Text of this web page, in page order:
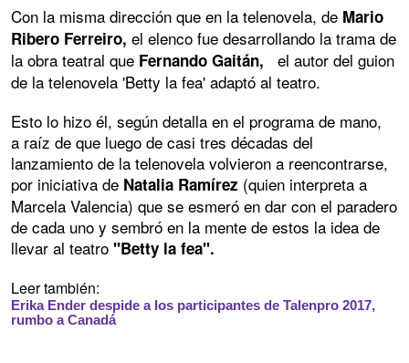
Con la misma dirección que en la telenovela, de Mario
Ribero Ferreiro, el elenco fue desarrollando la trama de
la obra teatral que Fernando Gaitán,
el autor del guion
de la telenovela 'Betty la fea' adaptó al teatro.
Esto lo hizo él, según detalla en el programa de mano,
a raíz de que luego de casi tres décadas del
lanzamiento de la telenovela volvieron a reencontrarse,
por iniciativa de Natalia Ramírez (quien interpreta a
Marcela Valencia) que se esmeró en dar con el paradero
de cada uno y sembró en la mente de estos la idea de
llevar al teatro "Betty la fea".
Leer también:
Erika Ender despide a los participantes de Talenpro 2017,
rumbo a Canadá